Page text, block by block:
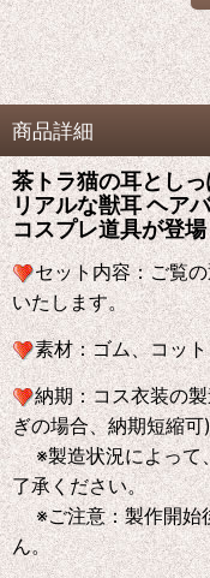
商品詳細
茶トラ猫の耳とし
リアルな獣耳 ヘア
コスプレ道具が登
セット内容：ご覧
いたします。
素材：ゴム、コッ
納期：コス衣装の
ぎの場合、納期短縮
※製造状況によって
了承ください。
※ご注意：製作開始
ん。